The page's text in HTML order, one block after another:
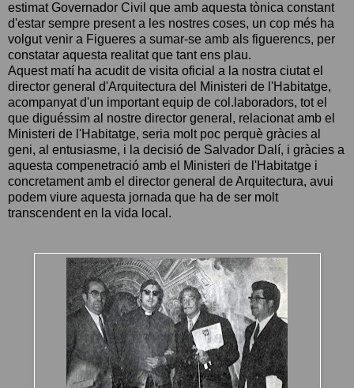
estimat Governador Civil que amb aquesta tònica constant
d'estar sempre present a les nostres coses, un cop més ha
volgut venir a Figueres a sumar-se amb als figuerencs, per
constatar aquesta realitat que tant ens plau.
Aquest matí ha acudit de visita oficial a la nostra ciutat el
director general d'Arquitectura del Ministeri de l'Habitatge,
acompanyat d'un important equip de col.laboradors, tot el
que diguéssim al nostre director general, relacionat amb el
Ministeri de l'Habitatge, seria molt poc perquè gràcies al
geni, al entusiasme, i la decisió de Salvador Dalí, i gràcies a
aquesta compenetració amb el Ministeri de l'Habitatge i
concretament amb el director general de Arquitectura, avui
podem viure aquesta jornada que ha de ser molt
transcendent en la vida local.